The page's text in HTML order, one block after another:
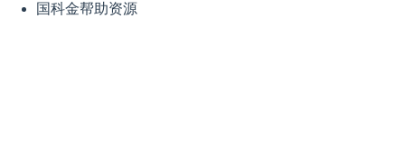
国科金帮助资源